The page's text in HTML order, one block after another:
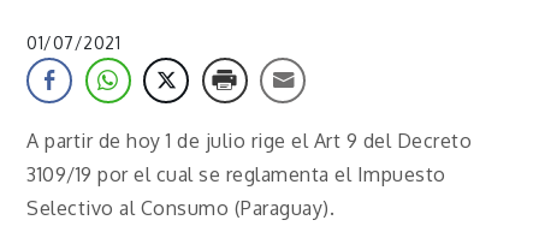
01/07/2021
A partir de hoy 1 de julio rige el Art 9 del Decreto
3109/19 por el cual se reglamenta el Impuesto
Selectivo al Consumo (Paraguay).